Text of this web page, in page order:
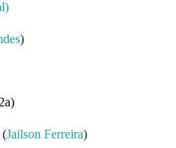
)
(Jailson Ferreira)